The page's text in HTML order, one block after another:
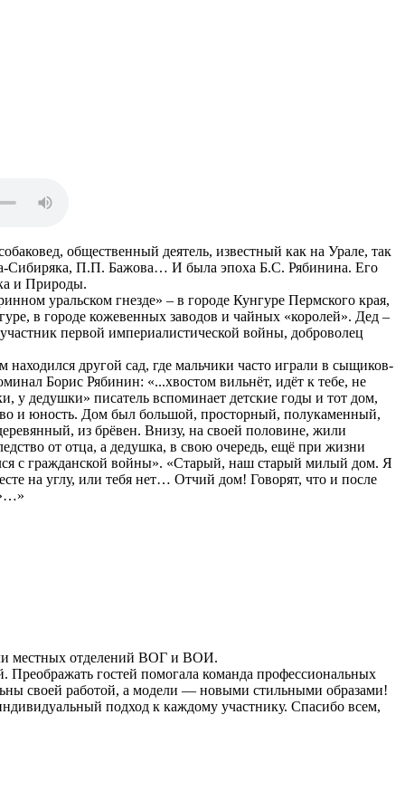
общественный деятель, известный как на Урале, так
Сибиряка, П.П. Бажова… И была эпоха Б.С. Рябинина. Его
и Природы.
уральском гнезде» – в городе Кунгуре Пермского края,
в городе кожевенных заводов и чайных «королей». Дед –
первой империалистической войны, доброволец
другой сад, где мальчики часто играли в сыщиков-
Борис Рябинин: «...хвостом вильнёт, идёт к тебе, не
у дедушки» писатель вспоминает детские годы и тот дом,
и юность. Дом был большой, просторный, полукаменный,
из брёвен. Внизу, на своей половине, жили
от отца, а дедушка, в свою очередь, ещё при жизни
с гражданской войны». «Старый, наш старый милый дом. Я
на углу, или тебя нет… Отчий дом! Говорят, что и после
местных отделений ВОГ и ВОИ.
гостей помогала команда профессиональных
своей работой, а модели — новыми стильными образами!
подход к каждому участнику. Спасибо всем,